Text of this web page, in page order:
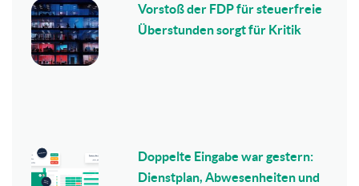
Vorstoß der FDP für steuerfreie
Überstunden sorgt für Kritik
Doppelte Eingabe war gestern:
Dienstplan, Abwesenheiten und